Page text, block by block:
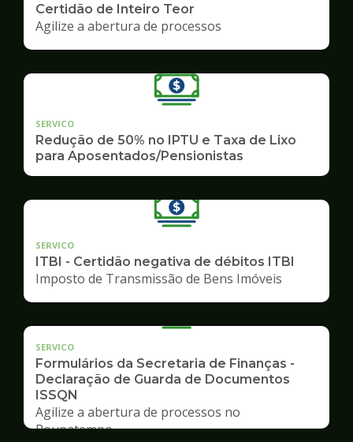
Certidão de Inteiro Teor
Agilize a abertura de processos
SERVICO
Redução de 50% no IPTU e Taxa de Lixo
para Aposentados/Pensionistas
SERVICO
ITBI - Certidão negativa de débitos ITBI
Imposto de Transmissão de Bens Imóveis
SERVICO
Formulários da Secretaria de Finanças -
Declaração de Guarda de Documentos
ISSQN
Agilize a abertura de processos no
Poupatempo